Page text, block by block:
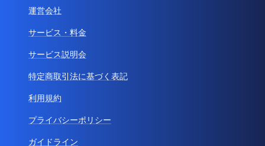
運営会社
サービス・料金
サービス説明会
特定商取引法に基づく表記
利用規約
プライバシーポリシー
ガイドライン